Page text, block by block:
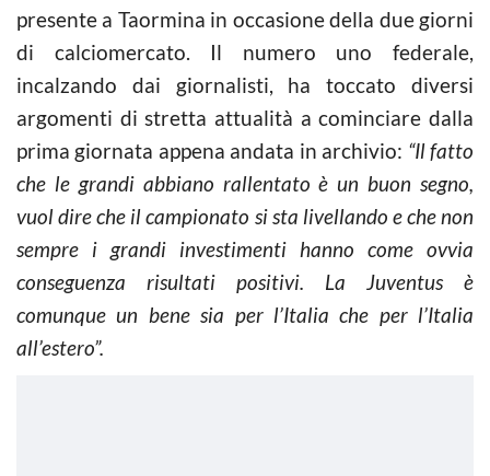
presente a Taormina in occasione della due giorni
di calciomercato. Il numero uno federale,
incalzando dai giornalisti, ha toccato diversi
argomenti di stretta attualità a cominciare dalla
prima giornata appena andata in archivio: “Il fatto
che le grandi abbiano rallentato è un buon segno,
vuol dire che il campionato si sta livellando e che non
sempre i grandi investimenti hanno come ovvia
conseguenza risultati positivi. La Juventus è
comunque un bene sia per l’Italia che per l’Italia
all’estero”.